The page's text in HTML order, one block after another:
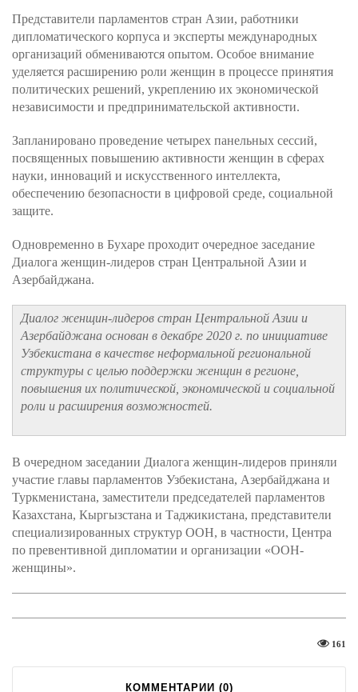
Представители парламентов стран Азии, работники
дипломатического корпуса и эксперты международных
организаций обмениваются опытом. Особое внимание
уделяется расширению роли женщин в процессе принятия
политических решений, укреплению их экономической
независимости и предпринимательской активности.
Запланировано проведение четырех панельных сессий,
посвященных повышению активности женщин в сферах
науки, инноваций и искусственного интеллекта,
обеспечению безопасности в цифровой среде, социальной
защите.
Одновременно в Бухаре проходит очередное заседание
Диалога женщин-лидеров стран Центральной Азии и
Азербайджана.
Диалог женщин-лидеров стран Центральной Азии и
Азербайджана основан в декабре 2020 г. по инициативе
Узбекистана в качестве неформальной региональной
структуры с целью поддержки женщин в регионе,
повышения их политической, экономической и социальной
роли и расширения возможностей.
В очередном заседании Диалога женщин-лидеров приняли
участие главы парламентов Узбекистана, Азербайджана и
Туркменистана, заместители председателей парламентов
Казахстана, Кыргызстана и Таджикистана, представители
специализированных структур ООН, в частности, Центра
по превентивной дипломатии и организации «ООН-
женщины».
161
КОММЕНТАРИИ (0)